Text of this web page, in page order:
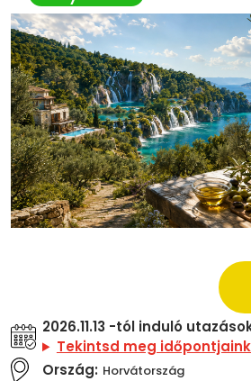
2026.11.13 -tól induló
Tekintsd meg
Ország: Horvátország